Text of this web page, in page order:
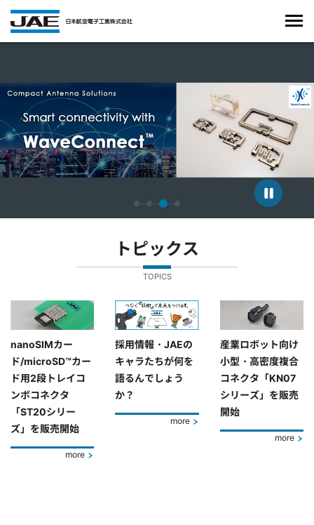
トピックス
TOPICS
nanoSIMカー
ド/microSD™カー
ド用2段トレイコ
ンボコネクタ
「ST20シリー
ズ」を販売開始
more
採用情報・JAEの
キャラたちが何を
語るんでしょう
か？
more
産業ロボット向け
小型・高密度複合
コネクタ「KN07
シリーズ」を販売
開始
more